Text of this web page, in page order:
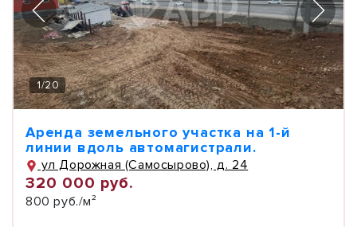
1/20
Аренда земельного участка на 1-й
линии вдоль автомагистрали.
ул Дорожная (Самосырово), д. 24
320 000 руб.
800 руб./м²